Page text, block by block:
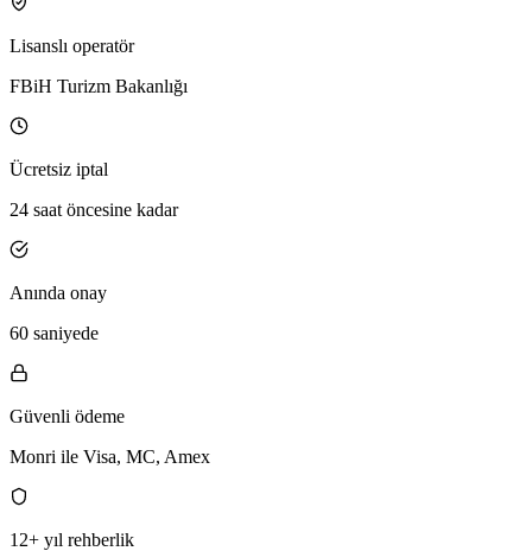
Lisanslı operatör
FBiH Turizm Bakanlığı
Ücretsiz iptal
24 saat öncesine kadar
Anında onay
60 saniyede
Güvenli ödeme
Monri ile Visa, MC, Amex
12+ yıl rehberlik